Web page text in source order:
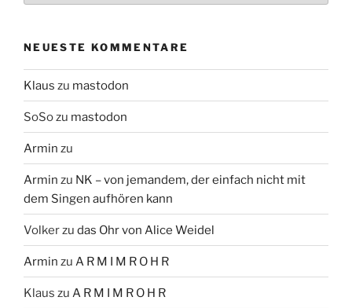
NEUESTE KOMMENTARE
Klaus zu mastodon
SoSozu mastodon
Armin zu
Armin zu NK – von jemandem, der einfach nicht mit
dem Singen aufhören kann
Volkerzu das Ohr von Alice Weidel
Armin zu A R M I M R O H R
Klaus zu A R M I M R O H R